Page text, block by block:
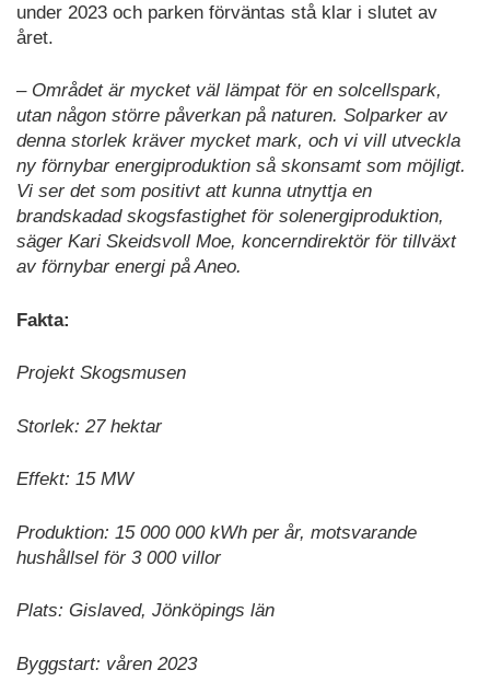
under 2023 och parken förväntas stå klar i slutet av
året.
– Området är mycket väl lämpat för en solcellspark,
utan någon större påverkan på naturen. Solparker av
denna storlek kräver mycket mark, och vi vill utveckla
ny förnybar energiproduktion så skonsamt som möjligt.
Vi ser det som positivt att kunna utnyttja en
brandskadad skogsfastighet för solenergiproduktion,
säger Kari Skeidsvoll Moe, koncerndirektör för tillväxt
av förnybar energi på Aneo.
Fakta:
Projekt Skogsmusen
Storlek: 27 hektar
Effekt: 15 MW
Produktion: 15 000 000 kWh per år, motsvarande
hushållsel för 3 000 villor
Plats: Gislaved, Jönköpings län
Byggstart: våren 2023